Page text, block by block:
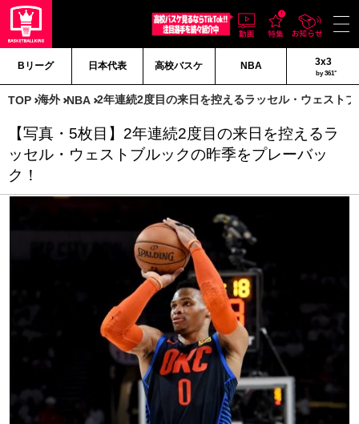
Bリーグ 日本代表 高校バスケ NBA 3x3
by 361°
TOP 海外 NBA 2年連続2度目の来日を控えるラッセル・ウェスト
【写真・5枚目】2年連続2度目の来日を控えるラ
ッセル・ウェストブルックの昨季をプレーバッ
ク！